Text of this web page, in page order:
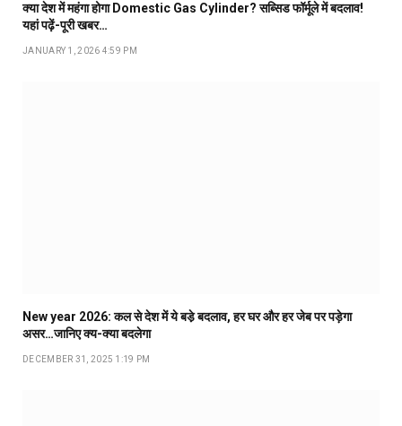
क्या देश में महंगा होगा Domestic Gas Cylinder? सब्सिड फॉर्मूले में बदलाव!
यहां पढ़ें-पूरी खबर…
JANUARY 1, 2026 4:59 PM
New year 2026: कल से देश में ये बडे़ बदलाव, हर घर और हर जेब पर पड़ेगा
असर…जानिए क्य-क्या बदलेगा
DECEMBER 31, 2025 1:19 PM